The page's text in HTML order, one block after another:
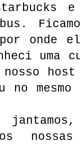
por onde
uma
host
no